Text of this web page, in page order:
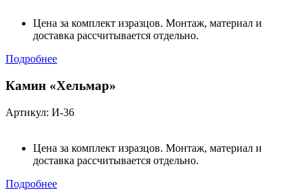
Цена за комплект изразцов. Монтаж, материал и
доставка рассчитывается отдельно.
Подробнее
Камин «Хельмар»
Артикул: И-36
Цена за комплект изразцов. Монтаж, материал и
доставка рассчитывается отдельно.
Подробнее